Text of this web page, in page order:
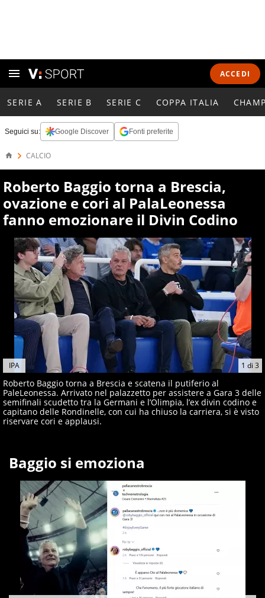
ACCEDI
SERIE A SERIE B SERIE C COPPA ITALIA
Seguici su: Google Discover Fonti preferite
CALCIO
Roberto Baggio torna a Brescia,
ovazione e cori al PalaLeonessa
fanno emozionare il Divin Codino
1 di 3
IPA
Roberto Baggio torna a Brescia e scatena il putiferio al
PaleLeonessa. Arrivato nel palazzetto per assistere a Gara 3 delle
semifinali scudetto tra la Germani e l’Olimpia, l’ex divin codino e
capitano delle Rondinelle, con cui ha chiuso la carriera, si è visto
riservare cori e applausi.
Baggio si emoziona